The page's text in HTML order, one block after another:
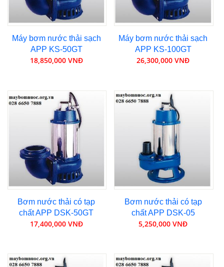
Máy bơm nước thải sạch
APP KS-50GT
18,850,000 VNĐ
Máy bơm nước thải sạch
APP KS-100GT
26,300,000 VNĐ
Bơm nước thải có tạp
chất APP DSK-50GT
17,400,000 VNĐ
Bơm nước thải có tạp
chất APP DSK-05
5,250,000 VNĐ